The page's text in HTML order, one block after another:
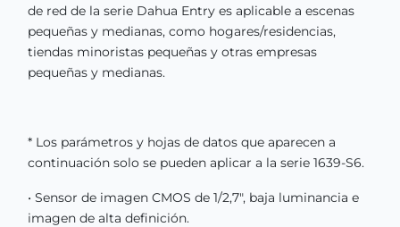
de red de la serie Dahua Entry es aplicable a escenas
pequeñas y medianas, como hogares/residencias,
tiendas minoristas pequeñas y otras empresas
pequeñas y medianas.
* Los parámetros y hojas de datos que aparecen a
continuación solo se pueden aplicar a la serie 1639-S6.
• Sensor de imagen CMOS de 1/2,7", baja luminancia e
imagen de alta definición.